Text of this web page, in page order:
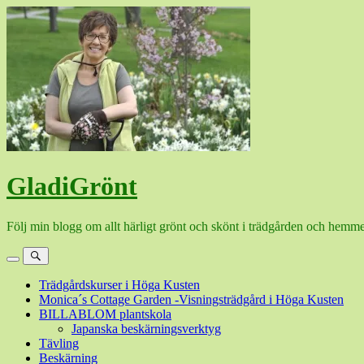
Hoppa
GladiGrönt
Följ min blogg om allt härligt grönt och skönt i trädgården och
MenySök
Trädgårdskurser i Höga Kusten
Monica´s Cottage Garden -Visningsträdgård i Höga Kusten
BILLABLOM plantskola
Japanska beskärningsverktyg
Tävling
Beskärning